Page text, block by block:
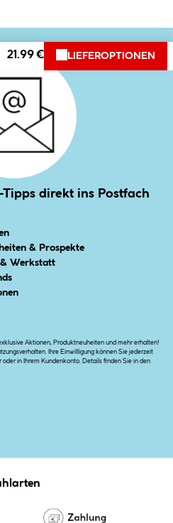
21.99 € LIEFEROPTIONEN
direkt ins Postfach
& Prospekte
Werkstatt
Aktionen, Produktneuheiten und mehr erhalten!
Ihre Einwilligung können Sie jederzeit
in Ihrem Kundenkonto. Details finden Sie in den